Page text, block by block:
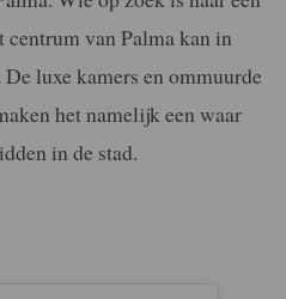
van Palma kan in
luxe kamers en ommuurde
het namelijk een waar
in de stad.